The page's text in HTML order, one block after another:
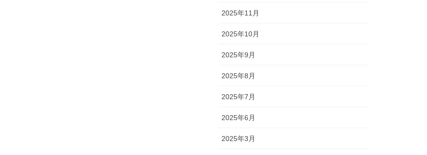
2025年11月
2025年10月
2025年9月
2025年8月
2025年7月
2025年6月
2025年3月